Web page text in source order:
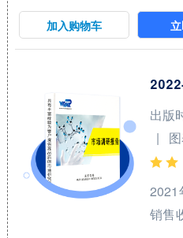
产品
存量
喷气
Jet
能燃
航空
为喷
加入购物车
出版
| 图
2021
销售